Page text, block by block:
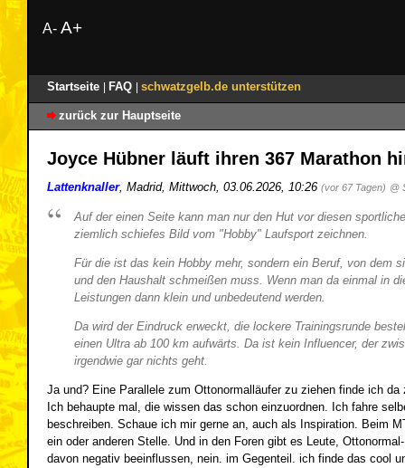
A- A+
Startseite FAQ schwatzgelb.de unterstützen
zurück zur Hauptseite
Joyce Hübner läuft ihren 367 Marathon
Lattenknaller, Madrid, Mittwoch, 03.06.2026, 10:26 (vor 67 Tagen) @
Auf der einen Seite kann man nur den Hut vor diesen
ziemlich schiefes Bild vom "Hobby" Laufsport zeichnen.
Für die ist das kein Hobby mehr, sondern ein Beruf, von dem
und den Haushalt schmeißen muss. Wenn man da einmal in
Leistungen dann klein und unbedeutend werden.
Da wird der Eindruck erweckt, die lockere Trainingsrunde
einen Ultra ab 100 km aufwärts. Da ist kein Influencer, der
irgendwie gar nichts geht.
Ja und? Eine Parallele zum Ottonormalläufer zu ziehen finde ich da
Ich behaupte mal, die wissen das schon einzuordnen. Ich fahre
beschreiben. Schaue ich mir gerne an, auch als Inspiration. Beim
ein oder anderen Stelle. Und in den Foren gibt es Leute,
davon negativ beeinflussen, nein. im Gegenteil. ich finde das cool